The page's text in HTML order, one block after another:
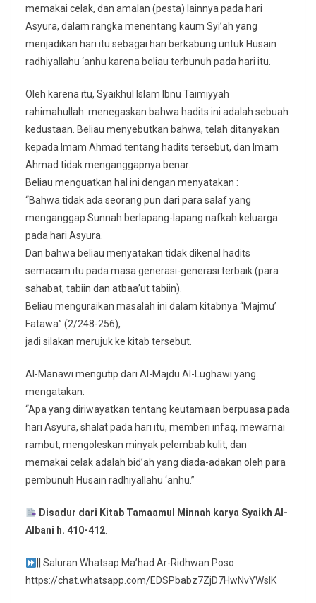
memakai celak, dan amalan (pesta) lainnya pada hari
Asyura, dalam rangka menentang kaum Syi’ah yang
menjadikan hari itu sebagai hari berkabung untuk Husain
radhiyallahu ‘anhu karena beliau terbunuh pada hari itu.
Oleh karena itu, Syaikhul Islam Ibnu Taimiyyah
rahimahullah menegaskan bahwa hadits ini adalah sebuah
kedustaan. Beliau menyebutkan bahwa, telah ditanyakan
kepada Imam Ahmad tentang hadits tersebut, dan Imam
Ahmad tidak menganggapnya benar.
Beliau menguatkan hal ini dengan menyatakan :
“Bahwa tidak ada seorang pun dari para salaf yang
menganggap Sunnah berlapang-lapang nafkah keluarga
pada hari Asyura.
Dan bahwa beliau menyatakan tidak dikenal hadits
semacam itu pada masa generasi-generasi terbaik (para
sahabat, tabiin dan atbaa’ut tabiin).
Beliau menguraikan masalah ini dalam kitabnya “Majmu’
Fatawa” (2/248-256),
jadi silakan merujuk ke kitab tersebut.
Al-Manawi mengutip dari Al-Majdu Al-Lughawi yang
mengatakan:
“Apa yang diriwayatkan tentang keutamaan berpuasa pada
hari Asyura, shalat pada hari itu, memberi infaq, mewarnai
rambut, mengoleskan minyak pelembab kulit, dan
memakai celak adalah bid’ah yang diada-adakan oleh para
pembunuh Husain radhiyallahu ‘anhu.”
Disadur dari Kitab Tamaamul Minnah karya Syaikh Al-
Albani h. 410-412.
|| Saluran Whatsap Ma’had Ar-Ridhwan Poso
https://chat.whatsapp.com/EDSPbabz7ZjD7HwNvYWslK